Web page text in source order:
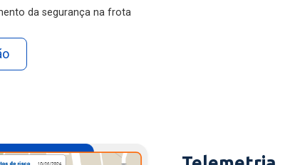
da segurança na frota
Telemetria